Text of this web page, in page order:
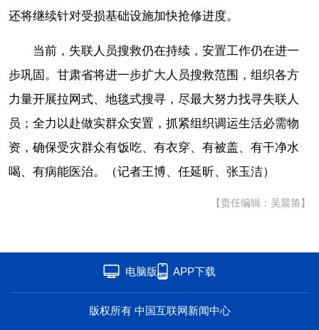
还将继续针对受损基础设施加快抢修进度。
当前，失联人员搜救仍在持续，安置工作仍在进一
步巩固。甘肃省将进一步扩大人员搜救范围，组织各方
力量开展拉网式、地毯式搜寻，尽最大努力找寻失联人
员；全力以赴做实群众安置，抓紧组织调运生活必需物
资，确保受灾群众有饭吃、有衣穿、有被盖、有干净水
喝、有病能医治。（记者王博、任延昕、张玉洁）
【责任编辑：吴晨笛】
电脑版 APP下载
版权所有 中国互联网新闻中心